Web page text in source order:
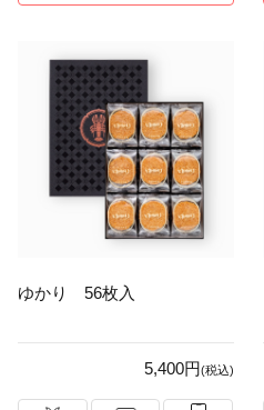
ゆかり 56枚入
5,400円(税込)